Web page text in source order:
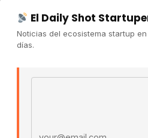
Contacto
Publicidad
El Daily Shot
Noticias del ecosistema startup
días.